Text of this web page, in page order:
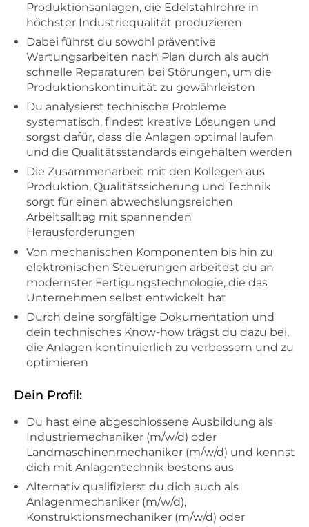
Produktionsanlagen, die Edelstahlrohre in
höchster Industriequalität produzieren
Dabei führst du sowohl präventive
Wartungsarbeiten nach Plan durch als auch
schnelle Reparaturen bei Störungen, um die
Produktionskontinuität zu gewährleisten
Du analysierst technische Probleme
systematisch, findest kreative Lösungen und
sorgst dafür, dass die Anlagen optimal laufen
und die Qualitätsstandards eingehalten werden
Die Zusammenarbeit mit den Kollegen aus
Produktion, Qualitätssicherung und Technik
sorgt für einen abwechslungsreichen
Arbeitsalltag mit spannenden
Herausforderungen
Von mechanischen Komponenten bis hin zu
elektronischen Steuerungen arbeitest du an
modernster Fertigungstechnologie, die das
Unternehmen selbst entwickelt hat
Durch deine sorgfältige Dokumentation und
dein technisches Know-how trägst du dazu bei,
die Anlagen kontinuierlich zu verbessern und zu
optimieren
Dein Profil:
Du hast eine abgeschlossene Ausbildung als
Industriemechaniker (m/w/d) oder
Landmaschinenmechaniker (m/w/d) und kennst
dich mit Anlagentechnik bestens aus
Alternativ qualifizierst du dich auch als
Anlagenmechaniker (m/w/d),
Konstruktionsmechaniker (m/w/d) oder